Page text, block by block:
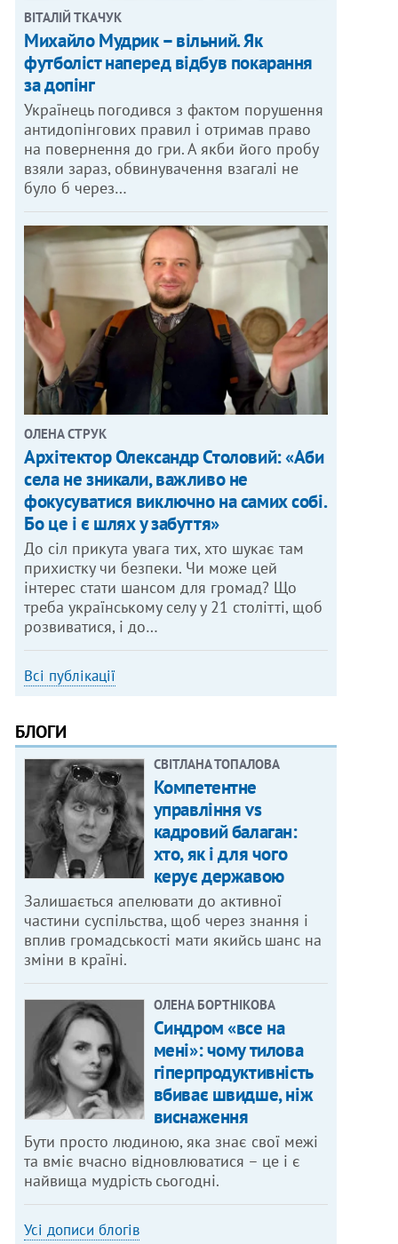
ВІТАЛІЙ ТКАЧУК
Михайло Мудрик – вільний. Як
футболіст наперед відбув покарання
за допінг
Українець погодився з фактом порушення
антидопінгових правил і отримав право
на повернення до гри. А якби його пробу
взяли зараз, обвинувачення взагалі не
було б через…
ОЛЕНА СТРУК
Архітектор Олександр Столовий: «Аби
села не зникали, важливо не
фокусуватися виключно на самих собі.
Бо це і є шлях у забуття»
До сіл прикута увага тих, хто шукає там
прихистку чи безпеки. Чи може цей
інтерес стати шансом для громад? Що
треба українському селу у 21 столітті, щоб
розвиватися, і до…
Всі публікації
БЛОГИ
СВІТЛАНА ТОПАЛОВА
Компетентне
управління vs
кадровий балаган:
хто, як і для чого
керує державою
Залишається апелювати до активної
частини суспільства, щоб через знання і
вплив громадськості мати якийсь шанс на
зміни в країні.
ОЛЕНА БОРТНІКОВА
Синдром «все на
мені»: чому тилова
гіперпродуктивність
вбиває швидше, ніж
виснаження
Бути просто людиною, яка знає свої межі
та вміє вчасно відновлюватися – це і є
найвища мудрість сьогодні.
Усі дописи блогів